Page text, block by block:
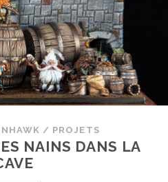
NHAWK / PROJETS
NAINS DANS LA